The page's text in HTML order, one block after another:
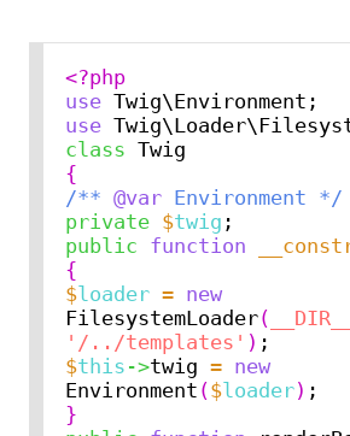
<?php
use
use
class
{
/** @var Environment */
private $twig
public function
{
$loader = new
FilesystemLoader( __DIR__
'/../templates' )
$this ->twig = new
Environment ($loader)
}